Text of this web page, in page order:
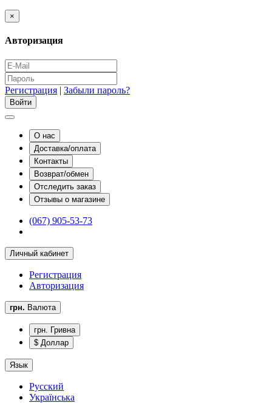
×
Авторизация
Регистрация | Забыли пароль?
О нас
Доставка/оплата
Контакты
Возврат/обмен
Отследить заказ
Отзывы о магазине
(067) 905-53-73
Личный кабинет
Регистрация
Авторизация
грн. Валюта
грн. Гривна
$ Доллар
Язык
Русский
Українська